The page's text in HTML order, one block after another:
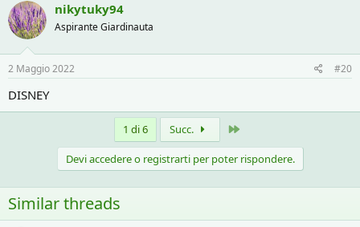
nikytuky94
Aspirante Giardinauta
2 Maggio 2022 #20
DISNEY
1 di 6 Succ.
Devi accedere o registrarti per poter rispondere.
Similar threads